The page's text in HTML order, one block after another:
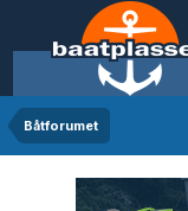
Båtforumet